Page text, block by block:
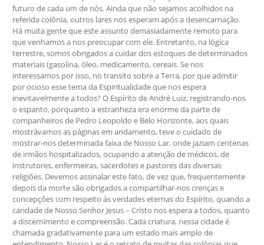
futuro de cada um de nós. Ainda que não sejamos acolhidos na
referida colônia, outros lares nos esperam após a desencarnação.
Há muita gente que este assunto demasiadamente remoto para
que venhamos a nos preocupar com ele. Entretanto, na lógica
terrestre, somos obrigados a cuidar dos estoques de determinados
materiais (gasolina, óleo, medicamento, cereais. Se nos
interessamos por isso, no transito sobre a Terra, por que admitir
por ocioso esse tema da Espiritualidade que nos espera
inevitavelmente a todos? O Espírito de André Luiz, registrando-nos
o espanto, porquanto a estranheza era enorme da parte de
companheiros de Pedro Leopoldo e Belo Horizonte, aos quais
mostrávamos as páginas em andamento, teve o cuidado de
mostrar-nos determinada faixa de Nosso Lar, onde jaziam centenas
de irmãos hospitalizados, ocupando a atenção de médicos, de
instrutores, enfermeiras, sacerdotes e pastores das diversas
religiões. Devemos assinalar este fato, de vez que, frequentemente
depois da morte são obrigados a compartilhar-nos crenças e
concepções com respeito às verdades eternas do Espírito, quando a
caridade de Nosso Senhor Jesus – Cristo nos espera a todos, quanto
a discernimento e compreensão. Cada criatura, nessa cidade é
chamada gradativamente para um estado mais amplo de